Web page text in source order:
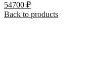
54700 ₽
Back to products